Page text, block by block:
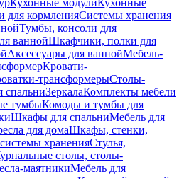
Кухонные модулиКухонные
для кормленияСистемы хранения
Тумбы, консоли для
ваннойШкафчики, полки для
Аксессуары для ваннойМебель-
Кровати-
трансформерыСтолы-
спальниЗеркалаКомплекты мебели
тумбыКомоды и тумбы для
Шкафы для спальниМебель для
для домаШкафы, стенки,
храненияСтулья,
столы, столы-
маятникиМебель для